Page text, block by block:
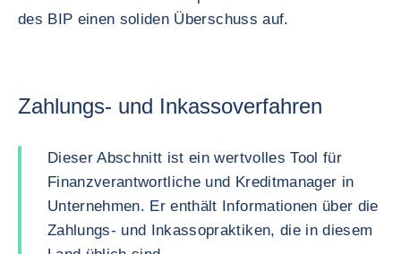
des BIP einen soliden Überschuss auf.
Zahlungs- und Inkassoverfahren
Dieser Abschnitt ist ein wertvolles Tool für
Finanzverantwortliche und Kreditmanager in
Unternehmen. Er enthält Informationen über die
Zahlungs- und Inkassopraktiken, die in diesem